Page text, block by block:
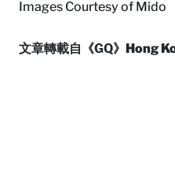
Images Courtesy of Mido
文章轉載自《GQ》 Hong